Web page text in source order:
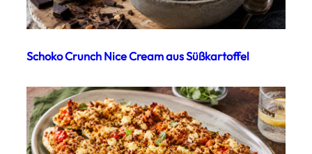
Schoko Crunch Nice Cream aus Süßkartoffel